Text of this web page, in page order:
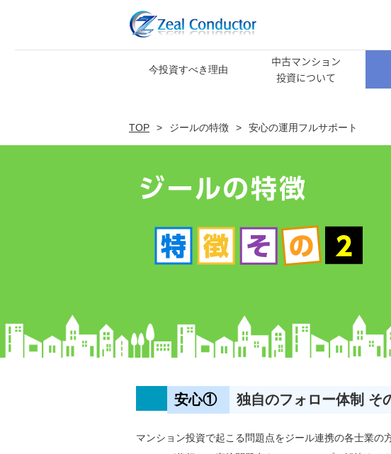
今投資すべき理由
中古マンション
投資について
TOP ジールの特徴 安心の運用フルサポート
安心① 独自のフォロー体制 そ
マンション投資で起こる問題点をジール連携の各士業の